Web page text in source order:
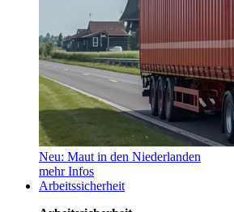
Neu: Maut in den Niederlanden
mehr Infos
Arbeitssicherheit